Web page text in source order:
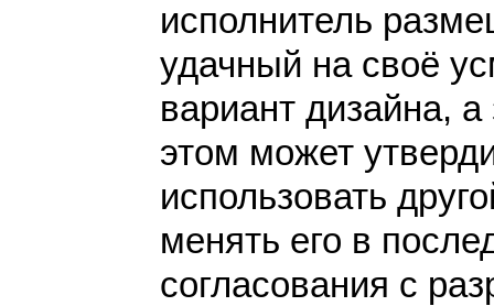
исполнитель
удачный на своё
вариант дизайна, а
этом может
использовать
менять его в
согласования с